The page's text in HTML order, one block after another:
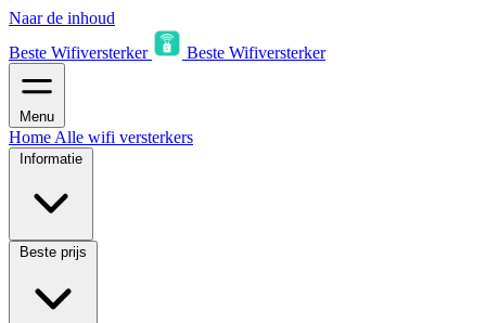
Naar de inhoud
Beste Wifiversterker
Beste Wifiversterker
Menu
Home Alle wifi versterkers
Informatie
Beste prijs